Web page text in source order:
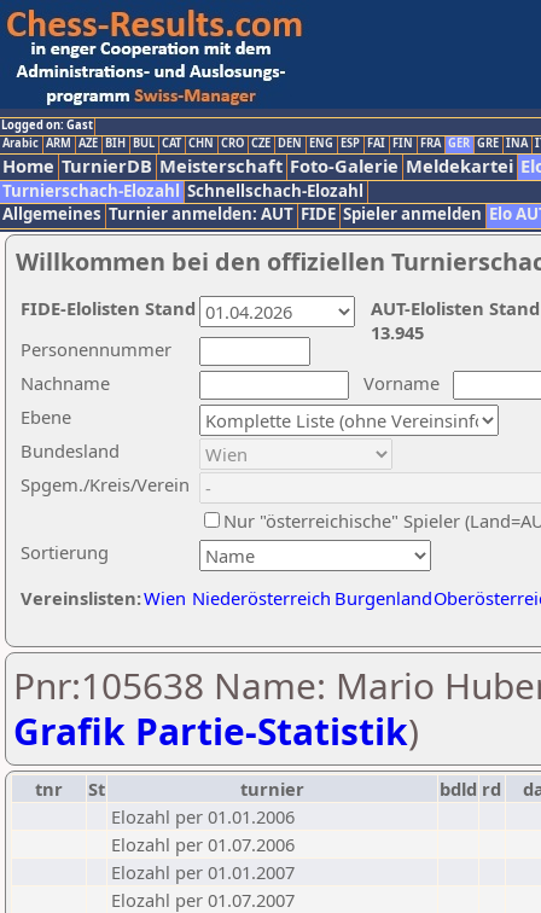
Logged on: Gast
Arabic ARM AZE BIH BUL CAT CHN CRO CZE DEN ENG ESP FAI FIN FRA GER GRE INA
Home TurnierDB Meisterschaft Foto-Galerie Meldekartei
Turnierschach-Elozahl Schnellschach-Elozahl
Allgemeines Turnier anmelden: AUT FIDE Spieler anmelden Elo
Willkommen bei den offiziellen
Nachname
Vorname
Ebene
Sortierung
Personennummer
Bundesland
Spgem./Kreis/Verein
Nur "österreichische" Spieler
Vereinslisten:Wien Niederösterreich Burgenland
AUT-Elolisten
13.945
FIDE-Elolisten Stand
Pnr:105638 Name: Mario
Grafik Partie-Statistik)
tnr St turnier bdld rd
Elozahl per 01.01.2006
Elozahl per 01.07.2006
Elozahl per 01.01.2007
Elozahl per 01.07.2007